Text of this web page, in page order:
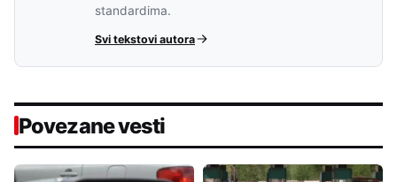
standardima.
Svi tekstovi autora
Povezane vesti